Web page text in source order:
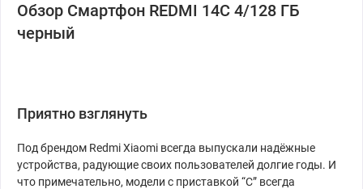
Обзор Смартфон REDMI 14C 4/128 ГБ
черный
Приятно взглянуть
Под брендом Redmi Xiaomi всегда выпускали надёжные
устройства, радующие своих пользователей долгие годы. И
что примечательно, модели с приставкой “C” всегда